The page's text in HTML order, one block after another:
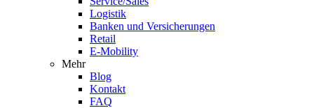
Logistik
Banken und Versicherungen
Retail
E-Mobility
Mehr
Blog
Kontakt
FAQ